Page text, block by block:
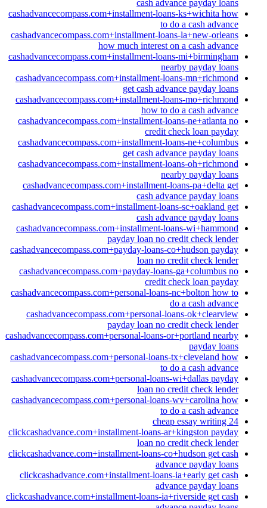
cash advance payday loans
cashadvancecompass.com+installment-loans-ks+wichita how
to do a cash advance
cashadvancecompass.com+installment-loans-la+new-orleans
how much interest on a cash advance
cashadvancecompass.com+installment-loans-mi+birmingham
nearby payday loans
cashadvancecompass.com+installment-loans-mn+richmond
get cash advance payday loans
cashadvancecompass.com+installment-loans-mo+richmond
how to do a cash advance
cashadvancecompass.com+installment-loans-ne+atlanta no
credit check loan payday
cashadvancecompass.com+installment-loans-ne+columbus
get cash advance payday loans
cashadvancecompass.com+installment-loans-oh+richmond
nearby payday loans
cashadvancecompass.com+installment-loans-pa+delta get
cash advance payday loans
cashadvancecompass.com+installment-loans-sc+oakland get
cash advance payday loans
cashadvancecompass.com+installment-loans-wi+hammond
payday loan no credit check lender
cashadvancecompass.com+payday-loans-co+hudson payday
loan no credit check lender
cashadvancecompass.com+payday-loans-ga+columbus no
credit check loan payday
cashadvancecompass.com+personal-loans-nc+bolton how to
do a cash advance
cashadvancecompass.com+personal-loans-ok+clearview
payday loan no credit check lender
cashadvancecompass.com+personal-loans-or+portland nearby
payday loans
cashadvancecompass.com+personal-loans-tx+cleveland how
to do a cash advance
cashadvancecompass.com+personal-loans-wi+dallas payday
loan no credit check lender
cashadvancecompass.com+personal-loans-wv+carolina how
to do a cash advance
cheap essay writing 24
clickcashadvance.com+installment-loans-ar+kingston payday
loan no credit check lender
clickcashadvance.com+installment-loans-co+hudson get cash
advance payday loans
clickcashadvance.com+installment-loans-ia+early get cash
advance payday loans
clickcashadvance.com+installment-loans-ia+riverside get cash